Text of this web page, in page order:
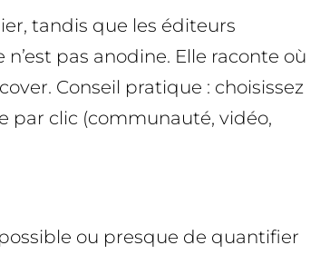
tandis que les éditeurs
pas anodine. Elle raconte où
Conseil pratique : choisissez
par clic (communauté, vidéo,
ou presque de quantifier